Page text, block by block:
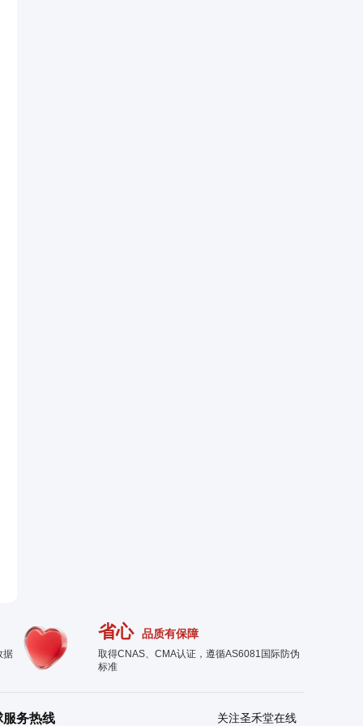
据
省心 品质有保障
取得CNAS、CMA认证，遵循AS6081国际防伪
标准
服务热线 关注圣禾堂在线